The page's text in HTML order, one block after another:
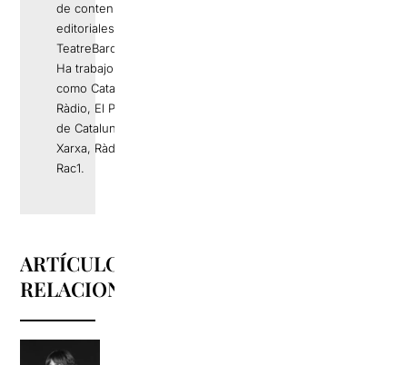
de contenidos
editoriales de
TeatreBarcelona.com.
Ha trabajo en medios
como Catalunya
Ràdio, El Periódico
de Catalunya, La
Xarxa, Ràdio 4 o
Rac1.
ARTÍCULOS
RELACIONADOS